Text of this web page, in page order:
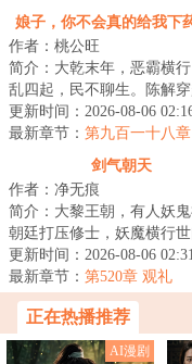
娘子，你不会真的给我下
作者：桃公旺
简介：大乾末年，恶霸横
乱四起，民不聊生。陈解穿
来，发现自己竟然是个嗜酒
赌鬼，家里还有...
更新时间：2026-08-06
最新章节： 第九百一十八
义：徒儿，你没有什么秘密
剑气朝天
作者：净无痕
简介：大黎王朝，有人妖鬼
朝廷打压修士，妖魔横行世
百姓生灵涂炭，李凡奉师命
斩妖，却卷入一...
更新时间：2026-08-06
最新章节： 第520章 观礼
正在热播推荐
AI漫剧